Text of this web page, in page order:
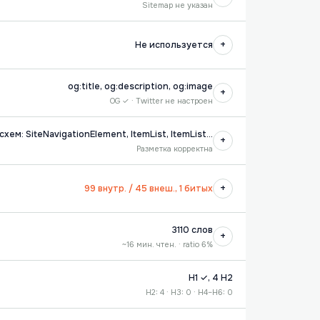
Sitemap не указан
Не используется +
og:title, og:description, og:image
OG ✓ · Twitter не настроен
+
SiteNavigationElement, ItemList, ItemList…
Разметка корректна
+
99 внутр. / 45 внеш., 1 битых +
3110 слов
~16 мин. чтен. · ratio 6%
+
H1 ✓, 4 H2
H2: 4 · H3: 0 · H4–H6: 0